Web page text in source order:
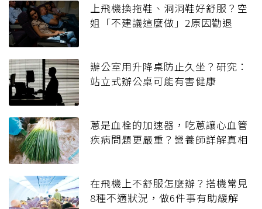
上飛機換拖鞋、洞洞鞋好舒服？空
姐「不建議這麼做」2原因勸退
辦公室用升降桌防止久坐？研究：
站立式辦公桌可能有害健康
蔥是血栓的加速器，吃蔥讓心血管
疾病問題更嚴重？營養師詳解真相
在飛機上不舒服怎麼辦？搭機常見
8種不適狀況，做6件事有助緩解